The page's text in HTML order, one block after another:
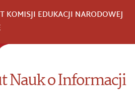
KOMISJI EDUKACJI NARODOWEJ
Nauk o Informacji